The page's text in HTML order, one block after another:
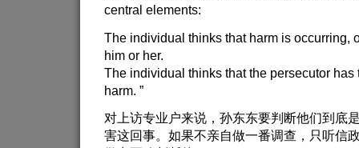
central elements:
The individual thinks that harm is occurring,
him or her.
The individual thinks that the persecutor has
harm. ”
对上访专业户来说，孙东东要判断他们到底
害这回事。如果不亲自做一番调查，只听信